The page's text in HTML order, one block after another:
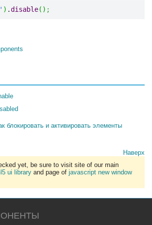
) .disable( ) ;
блокировать и активировать элементы
Наверх
yet, be sure to visit site of our main
ui library and page of javascript new window